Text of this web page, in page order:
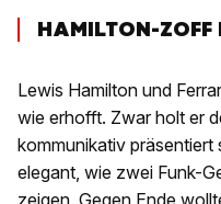
HAMILTON-ZOFF
Lewis Hamilton und
wie erhofft. Zwar holt er
kommunikativ
elegant, wie zwei Funk-